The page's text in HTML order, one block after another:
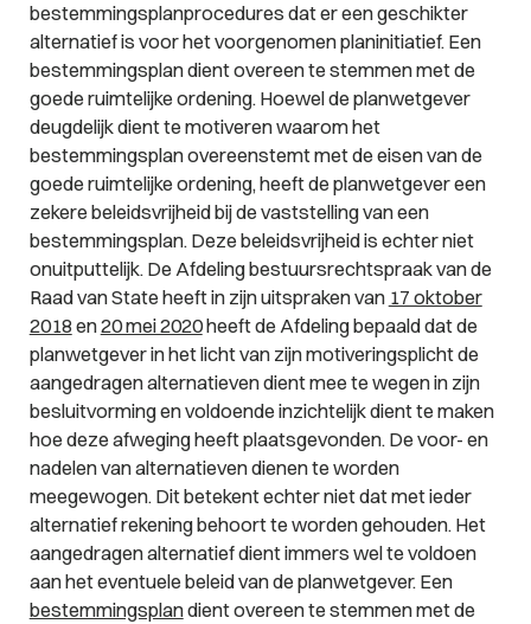
bestemmingsplanprocedures dat er een geschikter
alternatief is voor het voorgenomen planinitiatief. Een
bestemmingsplan dient overeen te stemmen met de
goede ruimtelijke ordening. Hoewel de planwetgever
deugdelijk dient te motiveren waarom het
bestemmingsplan overeenstemt met de eisen van de
goede ruimtelijke ordening, heeft de planwetgever een
zekere beleidsvrijheid bij de vaststelling van een
bestemmingsplan. Deze beleidsvrijheid is echter niet
onuitputtelijk. De Afdeling bestuursrechtspraak van de
Raad van State heeft in zijn uitspraken van 17 oktober
2018 en20 mei 2020heeft de Afdeling bepaald dat de
planwetgever in het licht van zijn motiveringsplicht de
aangedragen alternatieven dient mee te wegen in zijn
besluitvorming en voldoende inzichtelijk dient te maken
hoe deze afweging heeft plaatsgevonden. De voor- en
nadelen van alternatieven dienen te worden
meegewogen. Dit betekent echter niet dat met ieder
alternatief rekening behoort te worden gehouden. Het
aangedragen alternatief dient immers wel te voldoen
aan het eventuele beleid van de planwetgever. Een
bestemmingsplandient overeen te stemmen met de